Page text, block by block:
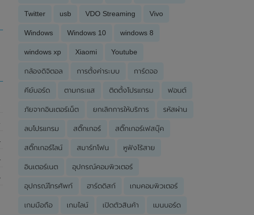
Twitter usb VDO Streaming Vivo
Windows Windows 10 windows 8
windows xp Xiaomi Youtube
กล้องดิจิตอล การตั้งค่าระบบ การ์ดจอ
คีย์บอร์ด ตามกระแส ติดตั้งโปรแกรม ฟอนต์
ภัยจากอินเตอร์เน็ต ยกเลิกการให้บริการ รหัสผ่าน
ลบโปรแกรม สติ๊กเกอร์ สติ๊กเกอร์เฟสบุ๊ค
สติ๊กเกอร์ไลน์ สมาร์ทโฟน หูฟังไร้สาย
อินเตอร์เนต อุปกรณ์คอมพิวเตอร์
อุปกรณ์โทรศัพท์ ฮาร์ดดิสก์ เกมคอมพิวเตอร์
เกมมือถือ เกมไลน์ เปิดตัวสินค้า เมนบอร์ด